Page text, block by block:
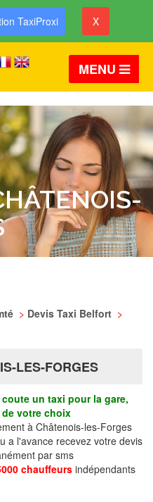
TaxiProxi X
MENU
> Devis Taxi Belfort >
LES-FORGES
un taxi pour la gare,
votre choix
à Châtenois-les-Forges
a l'avance recevez votre devis
par sms
chauffeurs indépendants